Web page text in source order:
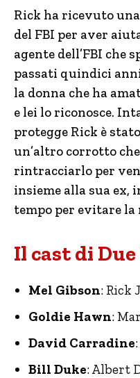
Rick ha ricevuto
del FBI per aver
agente dell’FBI che
passati quindici
la donna che ha
e lei lo riconosce.
protegge Rick è
un’altro corrotto
rintracciarlo per
insieme alla sua ex,
tempo per evitare la
Il cast di
Mel Gibson: Rick
Goldie Hawn:
David Carradine
Bill Duke: Albert